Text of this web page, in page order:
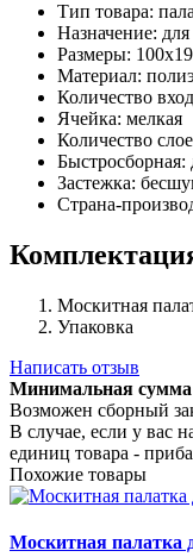
Тип товара:
Назначение:
Размеры:
Материал:
Количество
Ячейка: мелкая
Количество
Быстросборная:
Застежка:
Страна-
Москитная
Упаковка
Написать отзыв
Минимальная сумма
Возможен сборный
В случае, если у вас
единиц товара -
Похожие товары
Москитная палатка